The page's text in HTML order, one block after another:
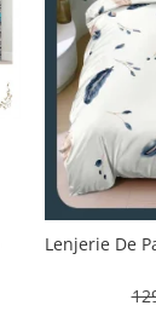
Lenjerie De